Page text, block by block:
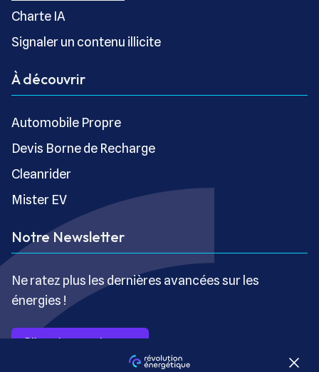
Charte IA
Signaler un contenu illicite
À découvrir
Automobile Propre
Devis Borne de Recharge
Cleanrider
Mister EV
Notre Newsletter
Ne ratez plus les dernières avancées sur les
énergies !
S’inscrire gratuitement